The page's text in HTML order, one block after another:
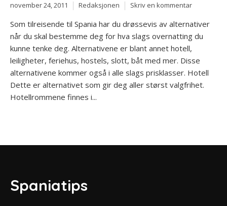
november 24, 2011 Redaksjonen Skriv en kommentar
Som tilreisende til Spania har du drøssevis av alternativer
når du skal bestemme deg for hva slags overnatting du
kunne tenke deg. Alternativene er blant annet hotell,
leiligheter, feriehus, hostels, slott, båt med mer. Disse
alternativene kommer også i alle slags prisklasser. Hotell
Dette er alternativet som gir deg aller størst valgfrihet.
Hotellrommene finnes i...
Spaniatips